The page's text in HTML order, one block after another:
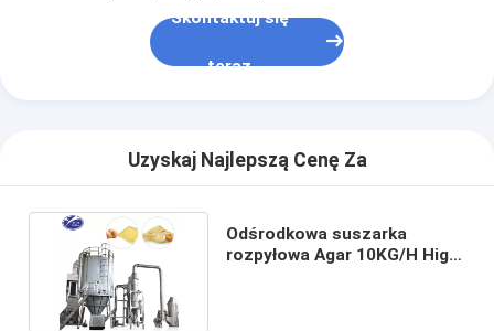
Skontaktuj się
teraz
Uzyskaj Najlepszą Cenę Za
Odśrodkowa suszarka
rozpyłowa Agar 10KG/H High